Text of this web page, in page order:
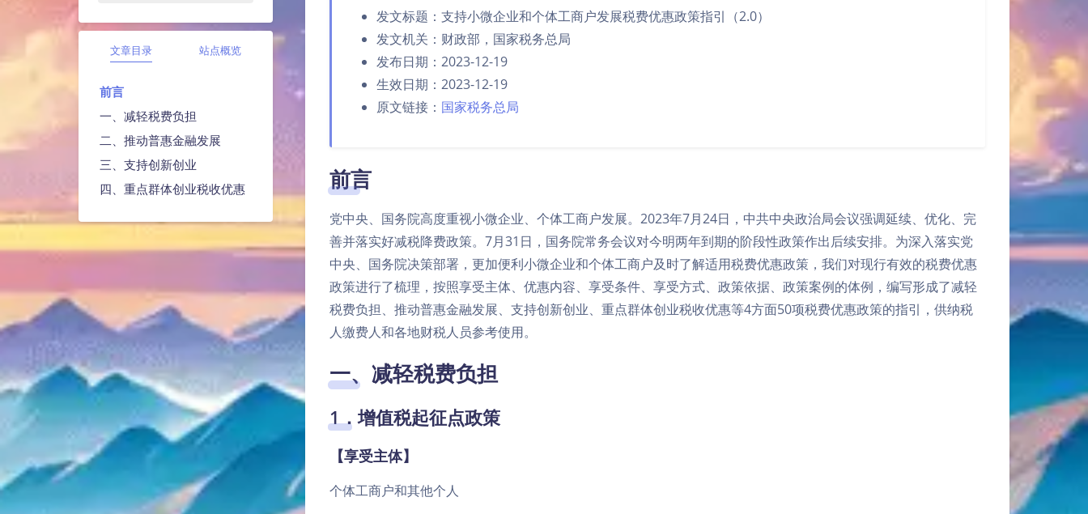
文章目录 站点概览
前言
一、减轻税费负担
二、推动普惠金融发展
三、支持创新创业
四、重点群体创业税收优惠
发文标题：支持小微企业和个体工商户发展税费优惠政策指引（2.0）
发文机关：财政部，国家税务总局
发布日期：2023-12-19
生效日期：2023-12-19
原文链接： 国家税务总局
前言
党中央、国务院高度重视小微企业、个体工商户发展。2023年7月24日，中共中央政治局会议强调延续、优化、完
善并落实好减税降费政策。7月31日，国务院常务会议对今明两年到期的阶段性政策作出后续安排。为深入落实党
中央、国务院决策部署，更加便利小微企业和个体工商户及时了解适用税费优惠政策，我们对现行有效的税费优惠
政策进行了梳理，按照享受主体、优惠内容、享受条件、享受方式、政策依据、政策案例的体例，编写形成了减轻
税费负担、推动普惠金融发展、支持创新创业、重点群体创业税收优惠等4方面50项税费优惠政策的指引，供纳税
人缴费人和各地财税人员参考使用。
一、减轻税费负担
1．增值税起征点政策
【享受主体】
个体工商户和其他个人